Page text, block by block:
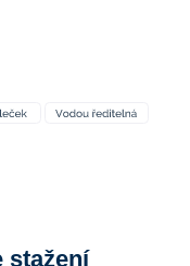
stažení